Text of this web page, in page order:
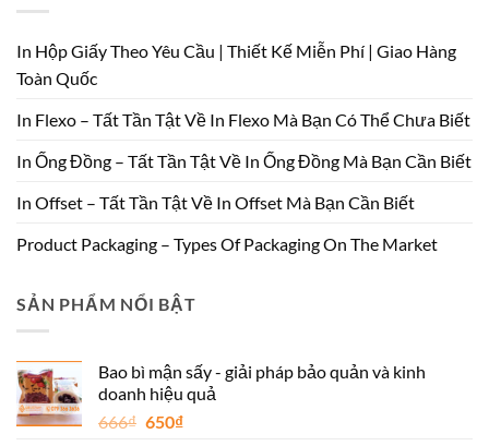
In Hộp Giấy Theo Yêu Cầu | Thiết Kế Miễn Phí | Giao Hàng
Toàn Quốc
In Flexo – Tất Tần Tật Về In Flexo Mà Bạn Có Thể Chưa Biết
In Ống Đồng – Tất Tần Tật Về In Ống Đồng Mà Bạn Cần Biết
In Offset – Tất Tần Tật Về In Offset Mà Bạn Cần Biết
Product Packaging – Types Of Packaging On The Market
SẢN PHẨM NỔI BẬT
Bao bì mận sấy - giải pháp bảo quản và kinh
doanh hiệu quả
666₫ Giá
650₫Giá